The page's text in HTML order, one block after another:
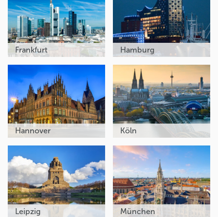
Frankfurt Hamburg
Hannover Köln
Leipzig München